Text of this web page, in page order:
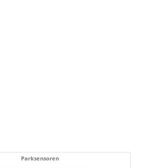
Parksensoren